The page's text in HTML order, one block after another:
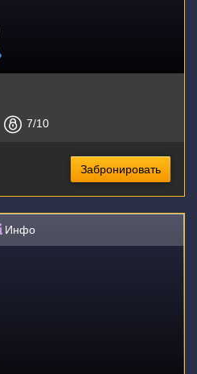
7/10
Забронировать
Инфо